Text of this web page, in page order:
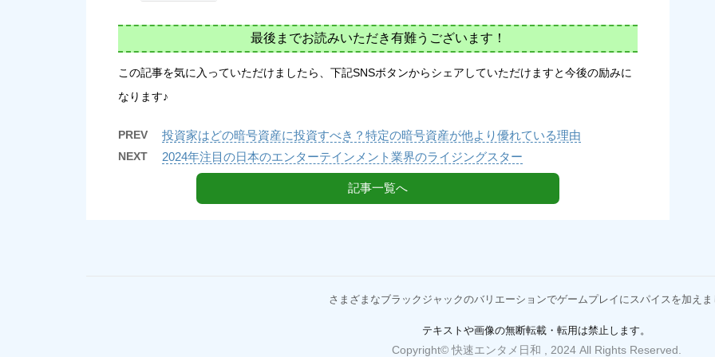
最後までお読みいただき有難うございます！
この記事を気に入っていただけましたら、下記SNSボタンからシェアしていただけますと今後の励みに
なります♪
PREV 投資家はどの暗号資産に投資すべき？特定の暗号資産が他より優れている理由
NEXT 2024年注目の日本のエンターテインメント業界のライジングスター
記事一覧へ
さまざまなブラックジャックのバリエーションでゲームプレイにスパイスを加え
テキストや画像の無断転載・転用は禁止します。
Copyright© 快速エンタメ日和 , 2024 All Rights Reserved.